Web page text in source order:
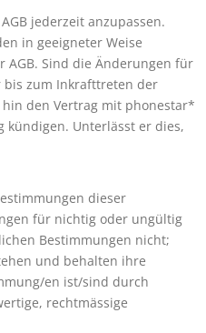
jederzeit anzupassen.
in geeigneter Weise
AGB. Sind die Änderungen für
bis zum Inkrafttreten der
den Vertrag mit phonestar*
kündigen. Unterlässt er dies,
dieser
für nichtig oder ungültig
Bestimmungen nicht;
und behalten ihre
en ist/sind durch
rechtmässige